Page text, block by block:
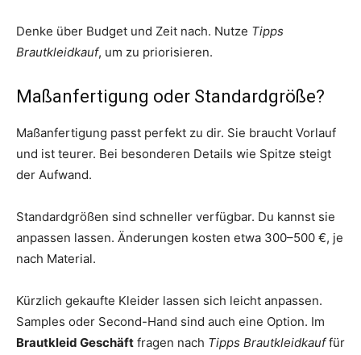
Denke über Budget und Zeit nach. Nutze Tipps
Brautkleidkauf, um zu priorisieren.
Maßanfertigung oder Standardgröße?
Maßanfertigung passt perfekt zu dir. Sie braucht Vorlauf
und ist teurer. Bei besonderen Details wie Spitze steigt
der Aufwand.
Standardgrößen sind schneller verfügbar. Du kannst sie
anpassen lassen. Änderungen kosten etwa 300–500 €, je
nach Material.
Kürzlich gekaufte Kleider lassen sich leicht anpassen.
Samples oder Second-Hand sind auch eine Option. Im
Brautkleid Geschäft fragen nach Tipps Brautkleidkauffür